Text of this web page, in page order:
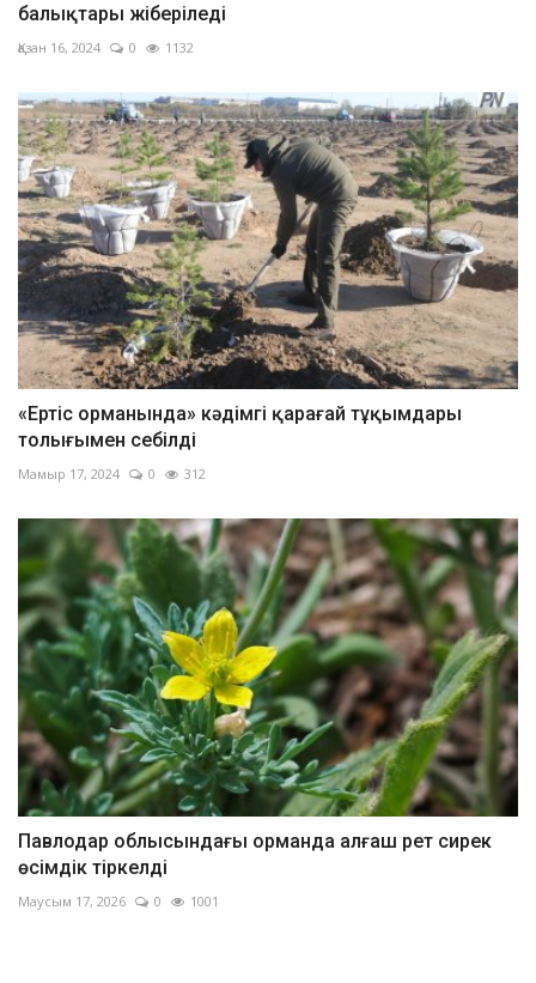
балықтары жіберіледі
Қазан 16, 2024 0 1132
«Ертіс орманында» кәдімгі қарағай тұқымдары
толығымен себілді
Мамыр 17, 2024 0 312
Павлодар облысындағы орманда алғаш рет сирек
өсімдік тіркелді
Маусым 17, 2026 0 1001